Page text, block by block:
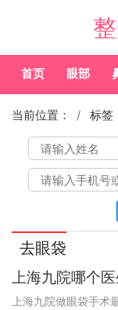
首页 眼部
当前位置： 标签
去眼袋
上海九院哪个
上海九院做眼袋手术